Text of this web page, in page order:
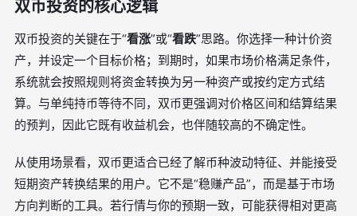
双币投资的核心逻辑
双币投资的关键在于“看涨”或“看跌”思路。你选择一种计价资
产，并设定一个目标价格；到期时，如果市场价格满足条件，
系统就会按照规则将资金转换为另一种资产或按约定方式结
算。与单纯持币等待不同，双币更强调对价格区间和结算结果
的预判，因此它既有收益机会，也伴随较高的不确定性。
从使用场景看，双币更适合已经了解币种波动特征、并能接受
短期资产转换结果的用户。它不是“稳赚产品”，而是基于市场
方向判断的工具。若行情与你的预期一致，可能获得相对更高